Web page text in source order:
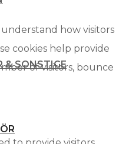
& SONSTIGE
how visitors
cookies help provide
of visitors, bounce